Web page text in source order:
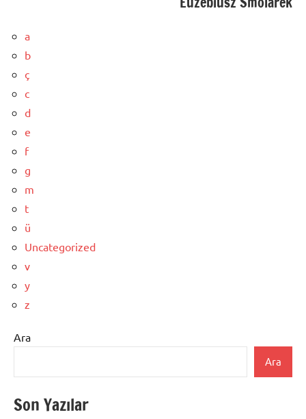
a
b
ç
c
d
e
f
g
m
t
ü
Uncategorized
v
y
z
Ara
Ara
Son Yazılar